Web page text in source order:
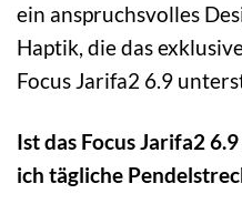
ein anspruchsvolles
Haptik, die das
Focus Jarifa2 6.9
Ist das Focus Jarifa2
ich tägliche